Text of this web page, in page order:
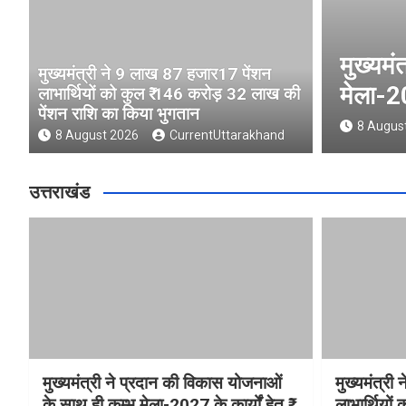
मुख्यमंत्री ने 9 लाख 87 हजार17 पेंशन
लाभार्थियों को कुल ₹ 146 करोड़ 32 लाख की
पेंशन राशि का किया भुगतान
8 August 2026 CurrentUttarakhand
मुख्यमंत्री ने प्रदान की विकास
मेला-2027 के कार्यों हेतु ₹ 80.96 करोड़
उत्तराखंड
मुख्यमंत्री ने प्रदान की विकास योजनाओं
मुख्यमंत्री